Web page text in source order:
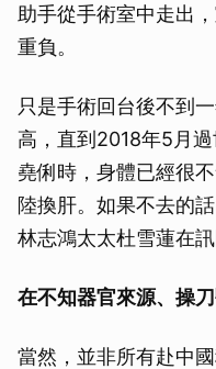
助手從手術室中走出
重負。
只是手術回台後不到
高，直到2018年5月
堯俐時，身體已經很
陸換肝。如果不去的
林志鴻太太杜雪蓮在
在不知器官來源、操
當然，並非所有赴中